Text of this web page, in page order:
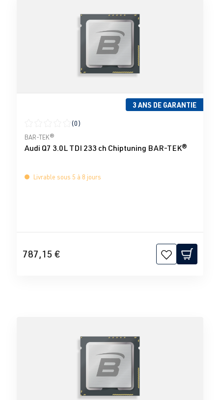
3 ANS DE GARANTIE
Note moyenne de 0 sur 5 étoiles
(0)
BAR-TEK®
Audi Q7 3.0L TDI 233 ch Chiptuning BAR-TEK®
Livrable sous 5 à 8 jours
787,15 €